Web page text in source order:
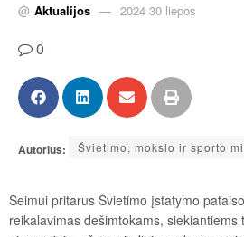
@ Aktualijos 2024 30 liepos
0
Autorius: Švietimo, mokslo ir sporto
Seimui pritarus Švietimo įstatymo
reikalavimas dešimtokams, siekiantiems